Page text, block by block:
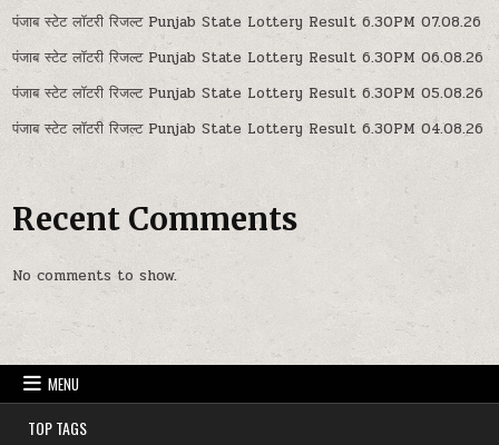
पंजाब स्टेट लॉटरी रिजल्ट Punjab State Lottery Result 6.30PM 07.08.26
पंजाब स्टेट लॉटरी रिजल्ट Punjab State Lottery Result 6.30PM 06.08.26
पंजाब स्टेट लॉटरी रिजल्ट Punjab State Lottery Result 6.30PM 05.08.26
पंजाब स्टेट लॉटरी रिजल्ट Punjab State Lottery Result 6.30PM 04.08.26
Recent Comments
No comments to show.
MENU
TOP TAGS